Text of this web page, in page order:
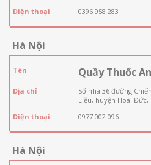
Điện thoại
0396 958 283
Hà Nội
Tên Quầy Thuốc
Địa chỉ
Số nhà 36 đường
Liễu, huyện Hoài Đức,
Điện thoại
0977 002 096
Hà Nội